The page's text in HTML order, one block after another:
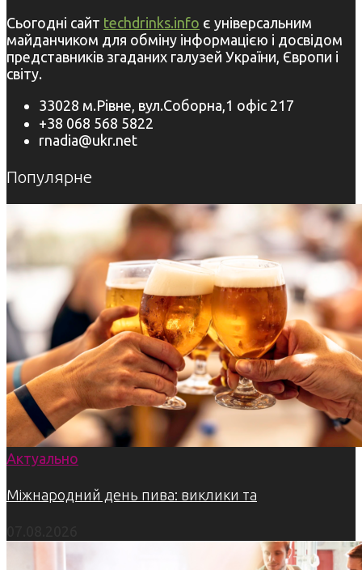
Сьогодні сайт techdrinks.info є універсальним
майданчиком для обміну інформацією і досвідом
представників згаданих галузей України, Європи і
світу.
33028 м.Рівне, вул.Соборна,1 офіс 217
+38 068 568 5822
rnadia@ukr.net
Популярне
Актуально
Міжнародний день пива: виклики та